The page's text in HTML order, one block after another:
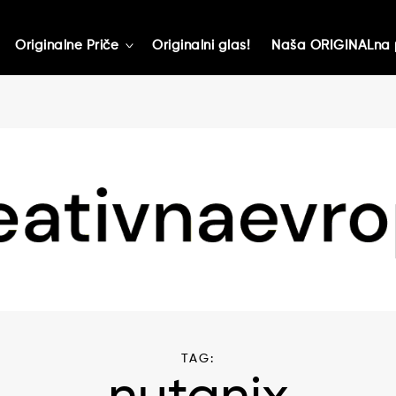
Originalne Priče toggle
Originalni glas! Naša
TAG: